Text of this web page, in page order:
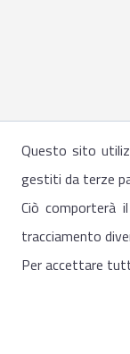
Questo sito
gestiti da terze
Ciò comporterà
tracciamento
Per accettare